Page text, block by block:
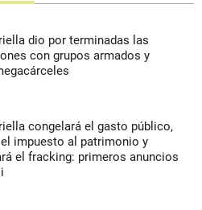
dio por terminadas las
con grupos armados y
congelará el gasto público,
impuesto al patrimonio y
el fracking: primeros anuncios